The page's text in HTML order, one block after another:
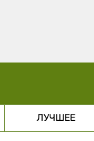
ЛУЧШЕЕ